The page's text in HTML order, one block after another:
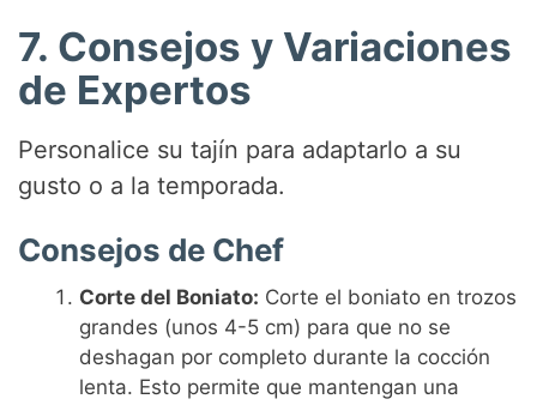
7. Consejos y Variaciones
de Expertos
Personalice su tajín para adaptarlo a su
gusto o a la temporada.
Consejos de Chef
Corte del Boniato: Corte el boniato en trozos
grandes (unos 4-5 cm) para que no se
deshagan por completo durante la cocción
lenta. Esto permite que mantengan una